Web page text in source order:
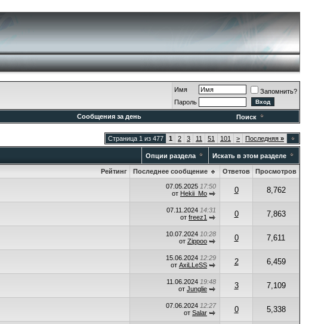
Имя
Запомнить?
Пароль
Сообщения за день Поиск
Страница 1 из 477 1 2 3 11 51 101 > Последняя »
Опции раздела Искать в этом разделе
Рейтинг Последнее сообщение Ответов Просмотров
07.05.2025 17:50
от Hekii_Mo 0 8,762
07.11.2024 14:31
от freez1 0 7,863
10.07.2024 10:28
от Zippoo 0 7,611
15.06.2024 12:29
от AxiLLeSS 2 6,459
11.06.2024 19:48
от Junglie 3 7,109
07.06.2024 12:27
от Salar 0 5,338